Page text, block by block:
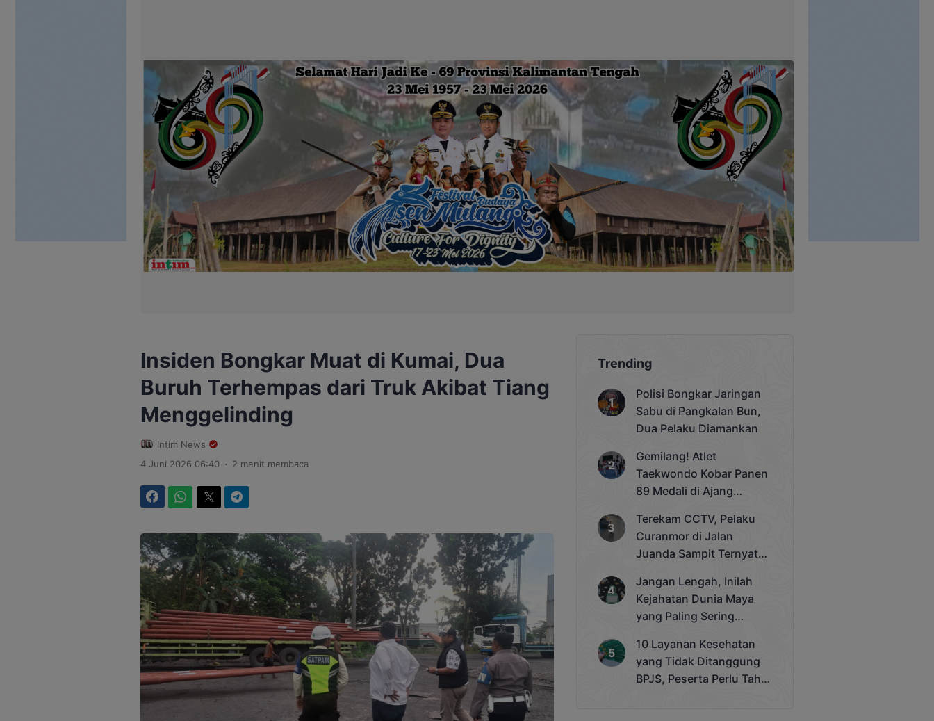
Insiden Bongkar Muat di Kumai, Dua
Buruh Terhempas dari Truk Akibat Tiang
Menggelinding
Intim News
4 Juni 2026 06:40 . 2 menit membaca
Trending
Polisi Bongkar Jaringan
Sabu di Pangkalan Bun,
Dua Pelaku Diamankan
Gemilang! Atlet
Taekwondo Kobar Panen
89 Medali di Ajang
Cup 2025
Terekam CCTV, Pelaku
Curanmor di Jalan
Juanda Sampit Ternyata
Jangan Lengah, Inilah
Kejahatan Dunia Maya
yang Paling Sering
10 Layanan Kesehatan
yang Tidak Ditanggung
BPJS, Peserta Perlu Tahu